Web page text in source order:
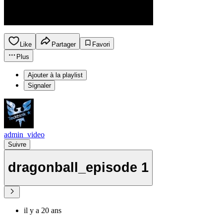
Like Partager
Favori
Plus
Ajouter à la playlist
Signaler
admin_video
Suivre
dragonball_episode 1
il y a 20 ans